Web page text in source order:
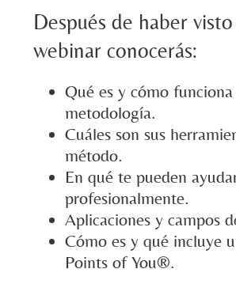
Después de haber
webinar conocerás:
Qué es y cómo funciona
metodología.
Cuáles son sus
método.
En qué te pueden
profesionalmente.
Aplicaciones y campos
Cómo es y qué incluye
Points of You®.